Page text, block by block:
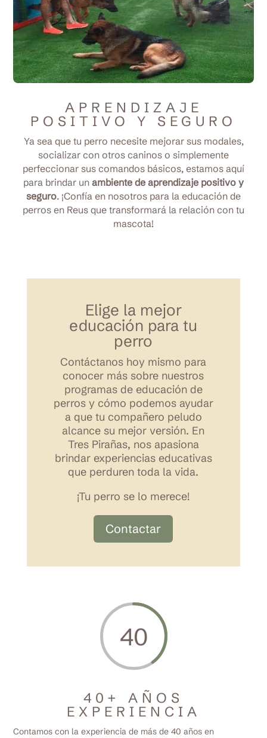
APRENDIZAJE
POSITIVO Y SEGURO
Ya sea que tu perro necesite mejorar sus modales,
socializar con otros caninos o simplemente
perfeccionar sus comandos básicos, estamos aquí
para brindar un ambiente de aprendizaje positivo y
seguro. ¡Confía en nosotros para la educación de
perros en Reus que transformará la relación con tu
mascota!
Elige la mejor
educación para tu
perro
Contáctanos hoy mismo para
conocer más sobre nuestros
programas de educación de
perros y cómo podemos ayudar
a que tu compañero peludo
alcance su mejor versión. En
Tres Pirañas, nos apasiona
brindar experiencias educativas
que perduren toda la vida.
¡Tu perro se lo merece!
Contactar
40
40+ AÑOS
EXPERIENCIA
Contamos con la experiencia de más de 40 años en